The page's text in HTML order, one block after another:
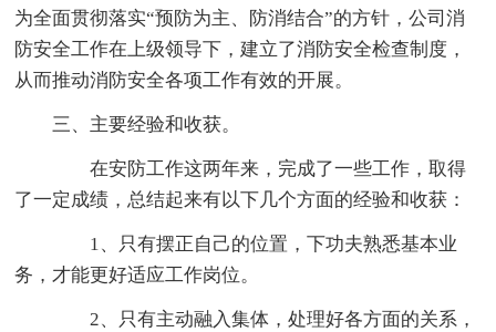
为全面贯彻落实“预防为主、防消结合”的方针，公司消
防安全工作在上级领导下，建立了消防安全检查制度，
从而推动消防安全各项工作有效的开展。
三、主要经验和收获。
在安防工作这两年来，完成了一些工作，取得
了一定成绩，总结起来有以下几个方面的经验和收获：
1、只有摆正自己的位置，下功夫熟悉基本业
务，才能更好适应工作岗位。
2、只有主动融入集体，处理好各方面的关系，